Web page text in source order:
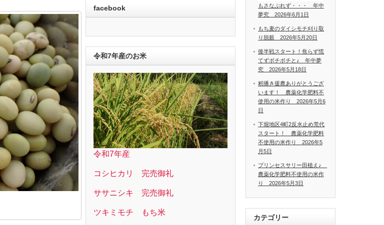
facebook
令和7年産のお米
令和7年産
コシヒカリ 完売御礼
ササニシキ 完売御礼
ツキミモチ もち米
もさなぶれず・・・ 年中
夢究 2026年6月1日
もち麦のダイシモチ刈り取
り脱穀 2026年5月20日
後半戦スタート！焦らず慌
てずボチボチと♪ 年中夢
究 2026年5月18日
籾播き援農ありがとうござ
います！ 農薬化学肥料不
使用の米作り 2026年5月6
日
下堀地区4町2反水止め荒代
スタート！ 農薬化学肥料
不使用の米作り 2026年5
月5日
プリンセスサリー田植え♪
農薬化学肥料不使用の米作
り 2026年5月3日
カテゴリー